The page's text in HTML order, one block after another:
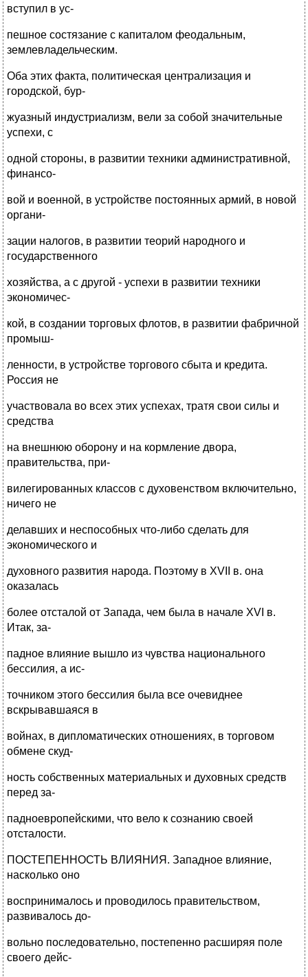
вступил в ус-
пешное состязание с капиталом феодальным,
землевладельческим.
Оба этих факта, политическая централизация и
городской, бур-
жуазный индустриализм, вели за собой значительные
успехи, с
одной стороны, в развитии техники административной,
финансо-
вой и военной, в устройстве постоянных армий, в новой
органи-
зации налогов, в развитии теорий народного и
государственного
хозяйства, а с другой - успехи в развитии техники
экономичес-
кой, в создании торговых флотов, в развитии фабричной
промыш-
ленности, в устройстве торгового сбыта и кредита.
Россия не
участвовала во всех этих успехах, тратя свои силы и
средства
на внешнюю оборону и на кормление двора,
правительства, при-
вилегированных классов с духовенством включительно,
ничего не
делавших и неспособных что-либо сделать для
экономического и
духовного развития народа. Поэтому в XVII в. она
оказалась
более отсталой от Запада, чем была в начале XVI в.
Итак, за-
падное влияние вышло из чувства национального
бессилия, а ис-
точником этого бессилия была все очевиднее
вскрывавшаяся в
войнах, в дипломатических отношениях, в торговом
обмене скуд-
ность собственных материальных и духовных средств
перед за-
падноевропейскими, что вело к сознанию своей
отсталости.
ПОСТЕПЕННОСТЬ ВЛИЯНИЯ. Западное влияние,
насколько оно
воспринималось и проводилось правительством,
развивалось до-
вольно последовательно, постепенно расширяя поле
своего дейс-